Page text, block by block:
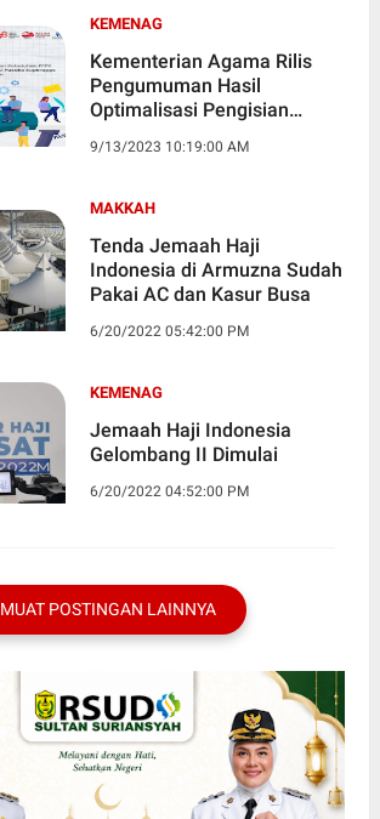
KEMENAG
Kementerian Agama Rilis
Pengumuman Hasil
Optimalisasi Pengisian
9/13/2023 10:19:00 AM
MAKKAH
Tenda Jemaah Haji
Indonesia di Armuzna Sudah
Pakai AC dan Kasur Busa
6/20/2022 05:42:00 PM
KEMENAG
Jemaah Haji Indonesia
Gelombang II Dimulai
6/20/2022 04:52:00 PM
MUAT POSTINGAN LAINNYA